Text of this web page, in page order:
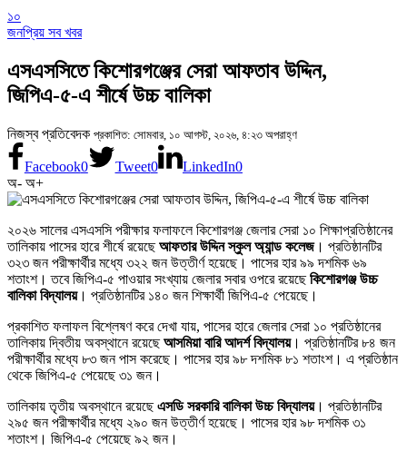
১০
জনপ্রিয় সব খবর
এসএসসিতে কিশোরগঞ্জের সেরা আফতাব উদ্দিন,
জিপিএ-৫-এ শীর্ষে উচ্চ বালিকা
নিজস্ব প্রতিবেদক প্রকাশিত: সোমবার, ১০ আগস্ট, ২০২৬, ৪:২৩ অপরাহ্ণ
Facebook0 Tweet0 LinkedIn0
অ- অ+
২০২৬ সালের এসএসসি পরীক্ষার ফলাফলে কিশোরগঞ্জ জেলার সেরা ১০ শিক্ষাপ্রতিষ্ঠানের
তালিকায় পাসের হারে শীর্ষে রয়েছেআফতার উদ্দিন স্কুল অ্যান্ড কলেজ। প্রতিষ্ঠানটির
৩২৩ জন পরীক্ষার্থীর মধ্যে ৩২২ জন উত্তীর্ণ হয়েছে। পাসের হার ৯৯ দশমিক ৬৯
শতাংশ। তবে জিপিএ-৫ পাওয়ার সংখ্যায় জেলার সবার ওপরে রয়েছেকিশোরগঞ্জ উচ্চ
বালিকা বিদ্যালয়। প্রতিষ্ঠানটির ১৪০ জন শিক্ষার্থী জিপিএ-৫ পেয়েছে।
প্রকাশিত ফলাফল বিশ্লেষণ করে দেখা যায়, পাসের হারে জেলার সেরা ১০ প্রতিষ্ঠানের
তালিকায় দ্বিতীয় অবস্থানে রয়েছেআসমিয়া বারি আদর্শ বিদ্যালয়। প্রতিষ্ঠানটির ৮৪ জন
পরীক্ষার্থীর মধ্যে ৮৩ জন পাস করেছে। পাসের হার ৯৮ দশমিক ৮১ শতাংশ। এ প্রতিষ্ঠান
থেকে জিপিএ-৫ পেয়েছে ৩১ জন।
তালিকায় তৃতীয় অবস্থানে রয়েছেএসডি সরকারি বালিকা উচ্চ বিদ্যালয়। প্রতিষ্ঠানটির
২৯৫ জন পরীক্ষার্থীর মধ্যে ২৯০ জন উত্তীর্ণ হয়েছে। পাসের হার ৯৮ দশমিক ৩১
শতাংশ। জিপিএ-৫ পেয়েছে ৯২ জন।